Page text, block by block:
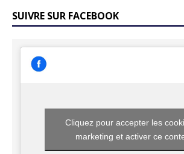
SUIVRE SUR FACEBOOK
Cliquez pour accepter les
marketing et activer ce